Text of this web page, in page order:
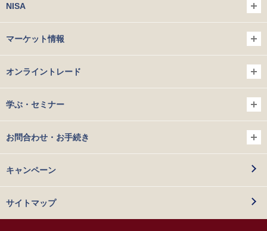
NISA
マーケット情報
オンライントレード
学ぶ・セミナー
お問合わせ・お手続き
キャンペーン
サイトマップ